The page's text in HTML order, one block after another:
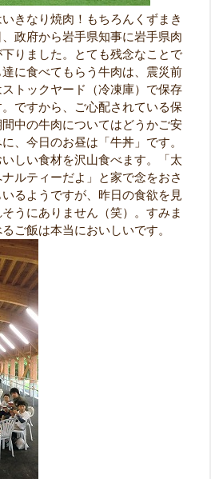
きなり焼肉！もちろんくずまき
政府から岩手県知事に岩手県肉
りました。とても残念なことで
に食べてもらう牛肉は、震災前
トックヤード（冷凍庫）で保存
ですから、ご心配されている保
中の牛肉についてはどうかご安
、今日のお昼は「牛丼」です。
しい食材を沢山食べます。「太
ルティーだよ」と家で念をおさ
るようですが、昨日の食欲を見
うにありません（笑）。すみま
ご飯は本当においしいです。